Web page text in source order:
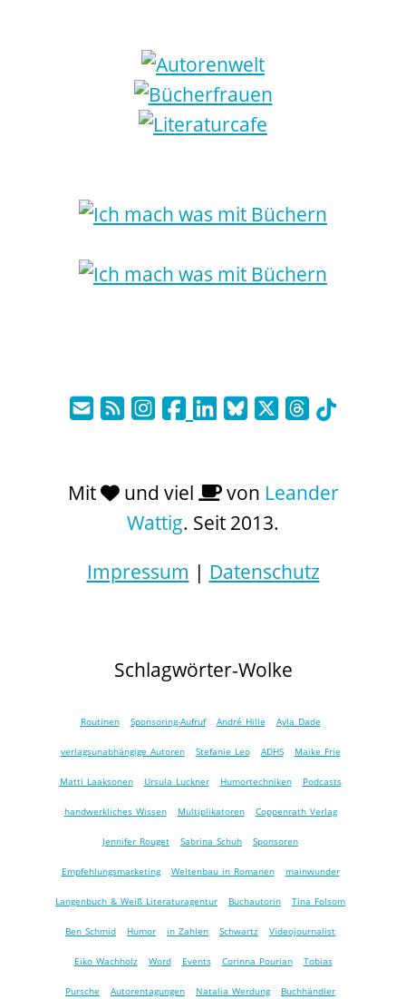
Mit und viel von Leander
Wattig. Seit 2013.
Impressum | Datenschutz
Schlagwörter-Wolke
Routinen Sponsoring-Aufruf André Hille Ayla Dade
verlagsunabhängige Autoren Stefanie Leo ADHS Maike Frie
Matti Laaksonen Ursula Luckner Humortechniken Podcasts
handwerkliches Wissen Multiplikatoren Coppenrath Verlag
Jennifer Rouget Sabrina Schuh Sponsoren
Empfehlungsmarketing Weltenbau in Romanen mainwunder
Langenbuch & Weiß Literaturagentur Buchautorin Tina Folsom
Ben Schmid Humor in Zahlen Schwartz Videojournalist
Eiko Wachholz Word Events Corinna Pourian Tobias
Pursche Autorentagungen Natalia Werdung Buchhändler